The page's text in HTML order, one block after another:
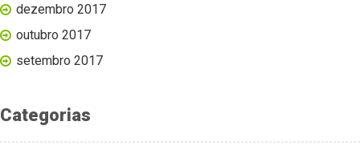
dezembro 2017
outubro 2017
setembro 2017
Categorias